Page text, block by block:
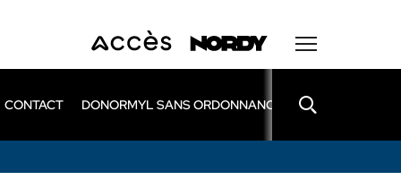
CONTACT DONORMYL SANS ORDONNANCE LEXOMIL SANS